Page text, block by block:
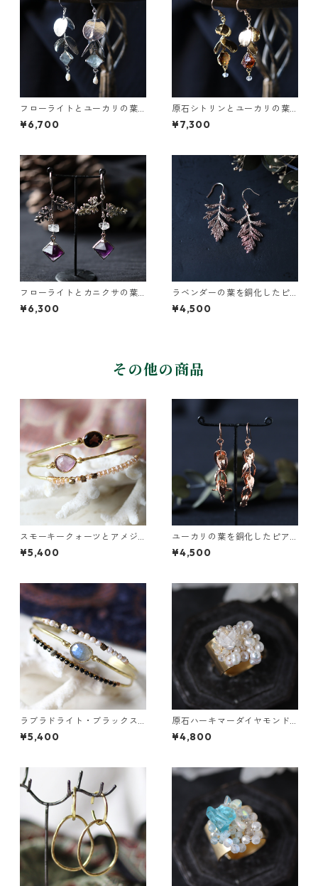
フローライトとユーカリの葉
ピアス
¥6,700
原石シトリンとユーカリの葉
のピアス
¥7,300
フローライトとカニクサの葉
ピアス
¥6,300
ラベンダーの葉を銅化したピ
アス
¥4,500
その他の商品
スモーキークォーツとアメジ
ストの真鍮3連バングル
¥5,400
ユーカリの葉を銅化したピア
ス
¥4,500
ラブラドライト・ブラックス
ピネル・パールの3連バングル
¥5,400
原石ハーキマーダイヤモンド
と鉱物結晶の真鍮幅広イヤー
カフ
¥4,800